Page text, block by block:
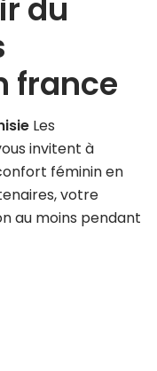
du
france
Les
invitent à
féminin en
votre
au moins pendant